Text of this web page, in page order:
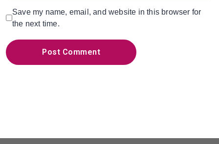
Save my name, email, and website in this browser for
the next time.